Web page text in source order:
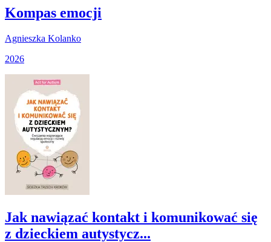
Kompas emocji
Agnieszka Kolanko
2026
Jak nawiązać kontakt i komunikować się
z dzieckiem autystycz...